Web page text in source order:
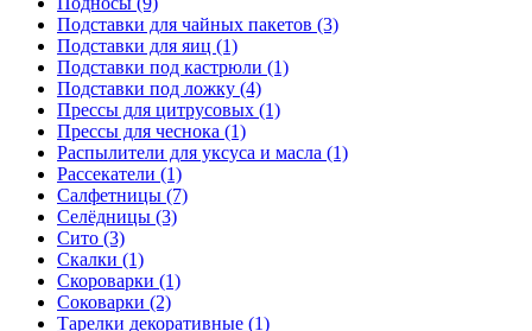
Подставки для чайных пакетов (3)
Подставки для яиц (1)
Подставки под кастрюли (1)
Подставки под ложку (4)
Прессы для цитрусовых (1)
Прессы для чеснока (1)
Распылители для уксуса и масла (1)
Рассекатели (1)
Салфетницы (7)
Селёдницы (3)
Сито (3)
Скалки (1)
Скороварки (1)
Соковарки (2)
Тарелки декоративные (1)